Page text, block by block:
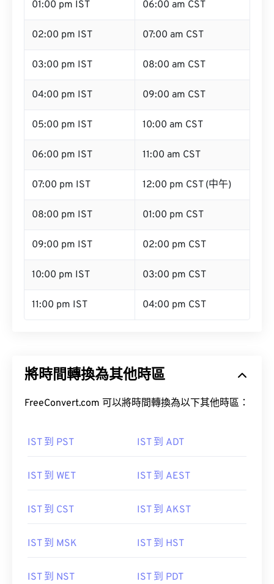
01:00 pm IST 06:00 am CST
02:00 pm IST 07:00 am CST
03:00 pm IST 08:00 am CST
04:00 pm IST 09:00 am CST
05:00 pm IST 10:00 am CST
06:00 pm IST 11:00 am CST
07:00 pm IST 12:00 pm CST (中午)
08:00 pm IST 01:00 pm CST
09:00 pm IST 02:00 pm CST
10:00 pm IST 03:00 pm CST
11:00 pm IST 04:00 pm CST
將時間轉換為其他時區
FreeConvert.com 可以將時間轉換為以下其他時區：
IST 到 PST IST 到 ADT
IST 到 WET IST 到 AEST
IST 到 CST IST 到 AKST
IST 到 MSK IST 到 HST
IST 到 NST IST 到 PDT